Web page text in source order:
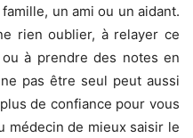
un ami ou un aidant.
rien oublier, à relayer ce
à prendre des notes en
pas être seul peut aussi
de confiance pour vous
médecin de mieux saisir le